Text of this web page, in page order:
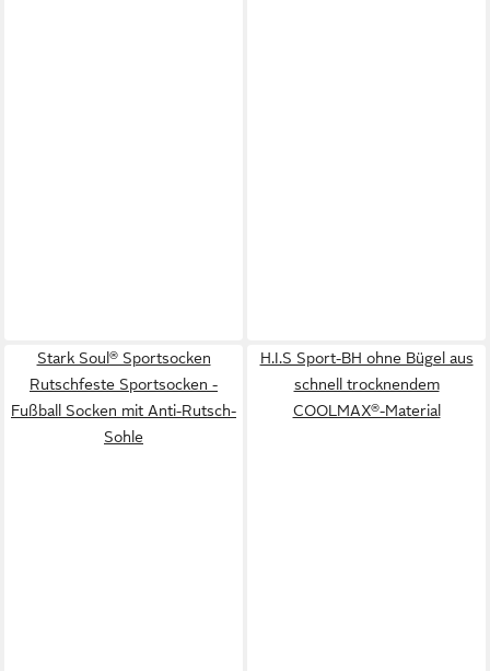
Stark Soul® Sportsocken
Rutschfeste Sportsocken -
Fußball Socken mit Anti-Rutsch-
Sohle
H.I.S Sport-BH ohne Bügel aus
schnell trocknendem
COOLMAX®-Material